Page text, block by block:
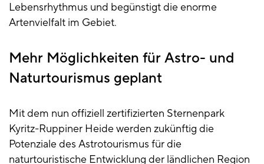
Lebensrhythmus und begünstigt die enorme
Artenvielfalt im Gebiet.
Mehr Möglichkeiten für Astro- und
Naturtourismus geplant
Mit dem nun offiziell zertifizierten Sternenpark
Kyritz-Ruppiner Heide werden zukünftig die
Potenziale des Astrotourismus für die
naturtouristische Entwicklung der ländlichen Region